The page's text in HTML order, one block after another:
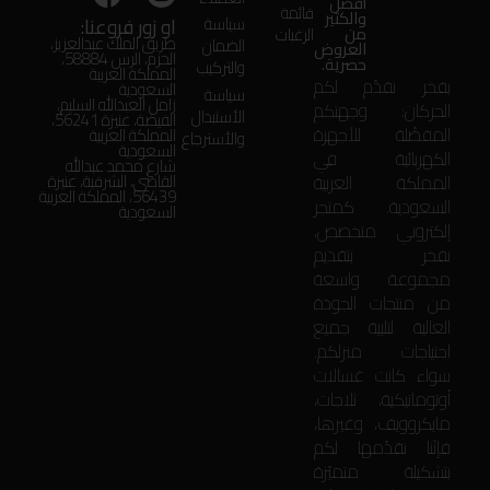
والكثير
من
العروض
حصرية.
بفخر نقدّم لكم
الحركان: وجهتكم
المفضّلة للأجهزة
الكهربائية في
المملكة العربية
السعودية. كمتجر
إلكتروني متخصص،
نفخر بتقديم
مجموعة واسعة
من منتجات الجودة
العالية لتلبية جميع
احتياجات منزلكم.
سواء كانت غسالات
أوتوماتيكية، ثلاجات،
مايكروويف، وغيرها،
فإنّنا نقدّمها لكم
بتشكيلة متميّزة
قائمة
الرغبات
سياسة
الضمان
والتركيب
سياسة
الأستبدال
والأسترجاع
او زور فروعنا:
طريق الملك عبدالعزيز،
الحزم، الرس 58884،
المملكة العربية
السعودية
زامل العبدالله السليم،
الفيضة، عنيزة 56241،
المملكة العربية
السعودية
شارع محمد عبدالله
القاضي، الشرقية، عنيزة
56439، المملكة العربية
السعودية